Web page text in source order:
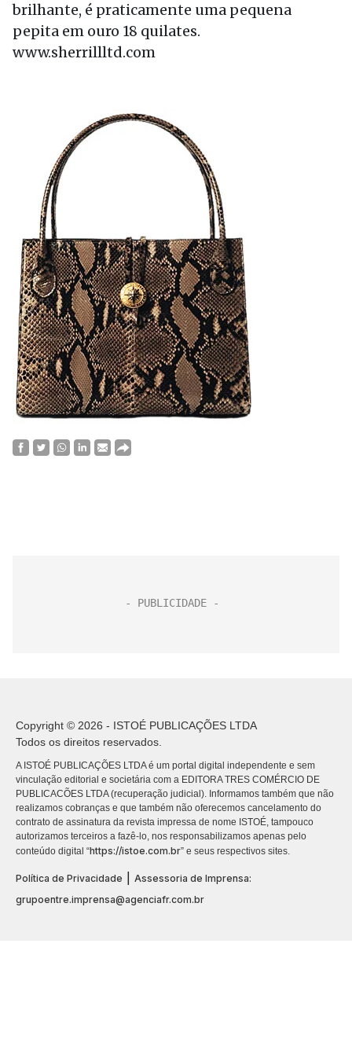
brilhante, é praticamente uma pequena
pepita em ouro 18 quilates.
www.sherrillltd.com
Copyright © 2026 - ISTOÉ PUBLICAÇÕES LTDA
Todos os direitos reservados.
A ISTOÉ PUBLICAÇÕES LTDA é um portal digital independente e sem
vinculação editorial e societária com a EDITORA TRES COMÉRCIO DE
PUBLICACÕES LTDA (recuperação judicial). Informamos também que não
realizamos cobranças e que também não oferecemos cancelamento do
contrato de assinatura da revista impressa de nome ISTOÉ, tampouco
autorizamos terceiros a fazê-lo, nos responsabilizamos apenas pelo
conteúdo digital “https://istoe.com.br” e seus respectivos sites.
Política de Privacidade
Assessoria de Imprensa:
grupoentre.imprensa@agenciafr.com.br